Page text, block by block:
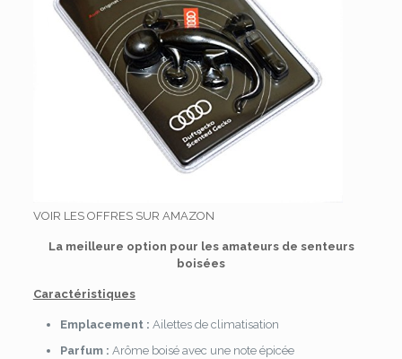
VOIR LES OFFRES SUR AMAZON
La meilleure option pour les amateurs de senteurs
boisées
Caractéristiques
Emplacement : Ailettes de climatisation
Parfum : Arôme boisé avec une note épicée